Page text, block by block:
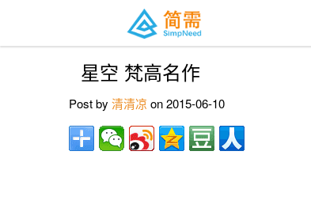
星空 梵高名作
Post by 清清凉 on 2015-06-10